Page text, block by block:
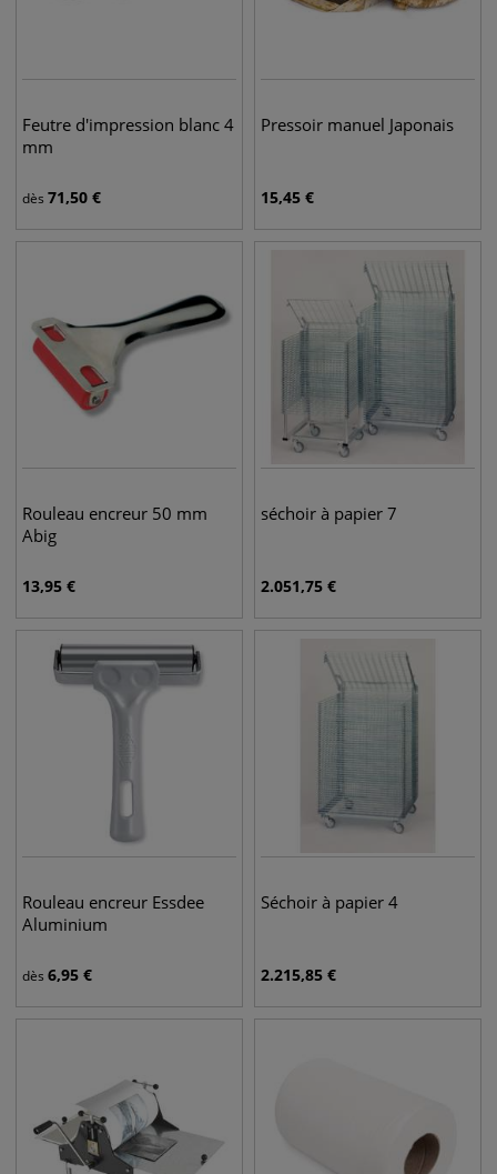
Feutre d'impression blanc 4
mm
dès 71,50 €
Pressoir manuel Japonais
15,45 €
Rouleau encreur 50 mm
Abig
13,95 €
séchoir à papier 7
2.051,75 €
Rouleau encreur Essdee
Aluminium
dès 6,95 €
Séchoir à papier 4
2.215,85 €